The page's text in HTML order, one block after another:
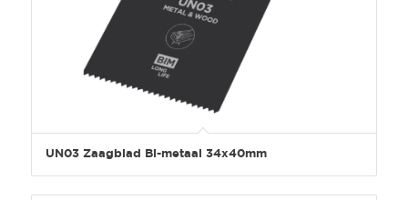
UN03 Zaagblad Bi-metaal 34x40mm